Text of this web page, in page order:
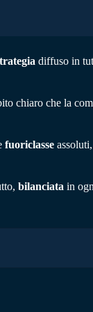
diffuso in
chiaro che la
fuoriclasse
bilanciata in